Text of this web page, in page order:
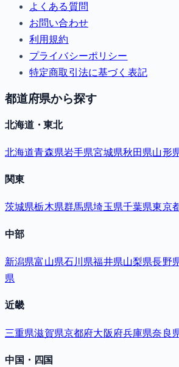
よくある質問
お問い合わせ
利用規約
プライバシーポリシー
特定商取引法に基づく表記
都道府県から探す
北海道・東北
北海道青森県岩手県宮城県秋田県山形
関東
茨城県栃木県群馬県埼玉県千葉県東京
中部
新潟県富山県石川県福井県山梨県長野
県
近畿
三重県滋賀県京都府大阪府兵庫県奈良
中国・四国